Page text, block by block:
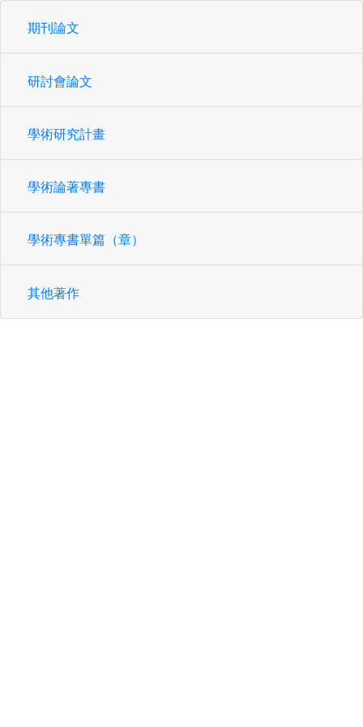
期刊論文
研討會論文
學術研究計畫
學術論著專書
學術專書單篇（章）
其他著作